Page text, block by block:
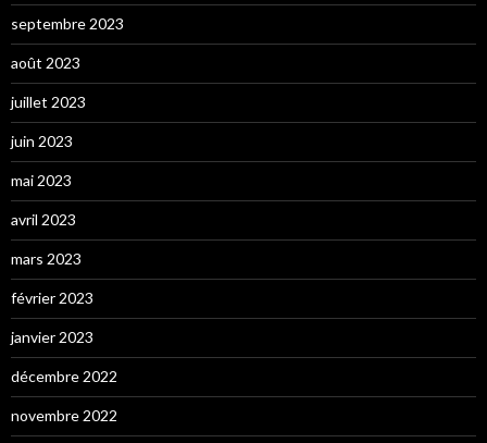
septembre 2023
août 2023
juillet 2023
juin 2023
mai 2023
avril 2023
mars 2023
février 2023
janvier 2023
décembre 2022
novembre 2022